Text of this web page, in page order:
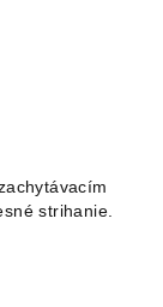
strihanie.